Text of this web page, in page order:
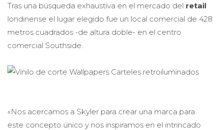
Tras una búsqueda exhaustiva en el mercado del retail
londinense el lugar elegido fue un local comercial de 428
metros cuadrados -de altura doble- en el centro
comercial Southside.
«Nos acercamos a Skyler para crear una marca para
este concepto único y nos inspiramos en el intrincado